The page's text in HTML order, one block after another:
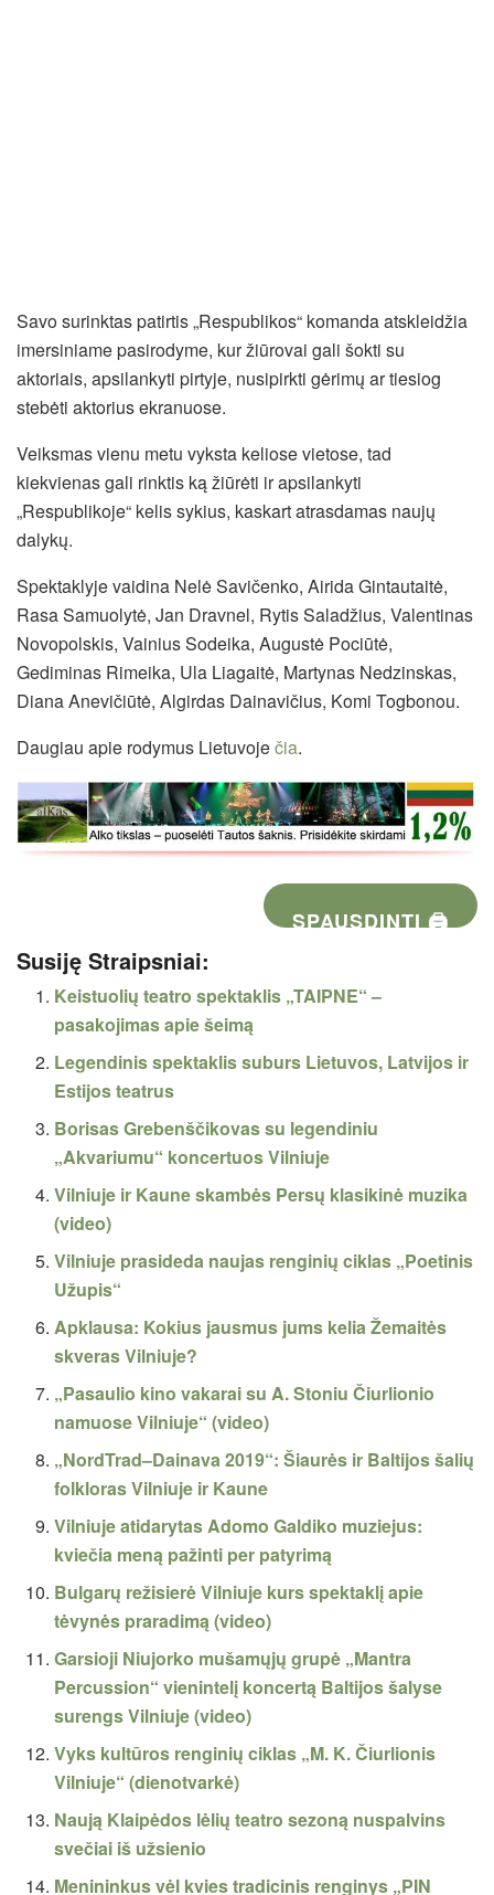
Savo surinktas patirtis „Respublikos“ komanda atskleidžia
imersiniame pasirodyme, kur žiūrovai gali šokti su
aktoriais, apsilankyti pirtyje, nusipirkti gėrimų ar tiesiog
stebėti aktorius ekranuose.
Veiksmas vienu metu vyksta keliose vietose, tad
kiekvienas gali rinktis ką žiūrėti ir apsilankyti
„Respublikoje“ kelis sykius, kaskart atrasdamas naujų
dalykų.
Spektaklyje vaidina Nelė Savičenko, Airida Gintautaitė,
Rasa Samuolytė, Jan Dravnel, Rytis Saladžius, Valentinas
Novopolskis, Vainius Sodeika, Augustė Pociūtė,
Gediminas Rimeika, Ula Liagaitė, Martynas Nedzinskas,
Diana Anevičiūtė, Algirdas Dainavičius, Komi Togbonou.
Daugiau apie rodymus Lietuvoječia.
SPAUSDINTI 🖨
Susiję Straipsniai:
Keistuolių teatro spektaklis „TAIPNE“ –
pasakojimas apie šeimą
Legendinis spektaklis suburs Lietuvos, Latvijos ir
Estijos teatrus
Borisas Grebenščikovas su legendiniu
„Akvariumu“ koncertuos Vilniuje
Vilniuje ir Kaune skambės Persų klasikinė muzika
(video)
Vilniuje prasideda naujas renginių ciklas „Poetinis
Užupis“
Apklausa: Kokius jausmus jums kelia Žemaitės
skveras Vilniuje?
„Pasaulio kino vakarai su A. Stoniu Čiurlionio
namuose Vilniuje“ (video)
„NordTrad–Dainava 2019“: Šiaurės ir Baltijos šalių
folkloras Vilniuje ir Kaune
Vilniuje atidarytas Adomo Galdiko muziejus:
kviečia meną pažinti per patyrimą
Bulgarų režisierė Vilniuje kurs spektaklį apie
tėvynės praradimą (video)
Garsioji Niujorko mušamųjų grupė „Mantra
Percussion“ vienintelį koncertą Baltijos šalyse
surengs Vilniuje (video)
Vyks kultūros renginių ciklas „M. K. Čiurlionis
Vilniuje“ (dienotvarkė)
Naują Klaipėdos lėlių teatro sezoną nuspalvins
svečiai iš užsienio
Menininkus vėl kvies tradicinis renginys „PIN